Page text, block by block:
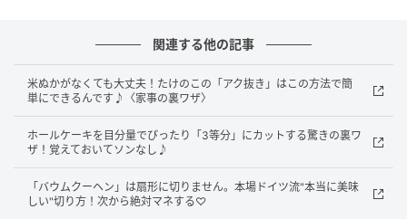
暮らしニスタ
関連する他の記事
米ぬかがなくても大丈夫！たけのこの「アク抜き」はこの方法で簡
単にできるんです♪〈家事の裏ワザ〉
ホールケーキを目分量でぴったり「3等分」にカットする驚きの裏ワ
ザ！覚えておいてソンなし♪
「バウムクーヘン」は扇形に切りません。本場ドイツ流"本当に美味
しい"切り方！次から絶対マネする♡